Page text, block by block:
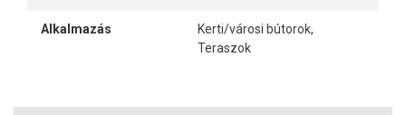
Alkalmazás
Kerti/városi bútorok,
Teraszok